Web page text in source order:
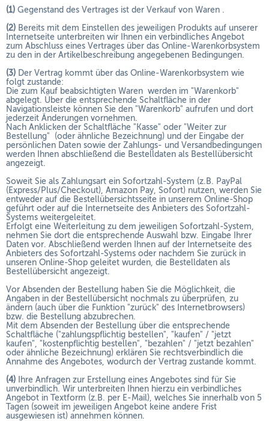
(1) Gegenstand des Vertrages ist der Verkauf von Waren .
(2) Bereits mit dem Einstellen des jeweiligen Produkts auf unserer
Internetseite unterbreiten wir Ihnen ein verbindliches Angebot
zum Abschluss eines Vertrages über das Online-Warenkorbsystem
zu den in der Artikelbeschreibung angegebenen Bedingungen.
(3) Der Vertrag kommt über das Online-Warenkorbsystem wie
folgt zustande:
Die zum Kauf beabsichtigten Waren werden im "Warenkorb"
abgelegt. Über die entsprechende Schaltfläche in der
Navigationsleiste können Sie den "Warenkorb" aufrufen und dort
jederzeit Änderungen vornehmen.
Nach Anklicken der Schaltfläche "Kasse" oder "Weiter zur
Bestellung"
(oder ähnliche Bezeichnung) und der Eingabe der
persönlichen Daten sowie der Zahlungs- und Versandbedingungen
werden Ihnen abschließend die Bestelldaten als Bestellübersicht
angezeigt.
Soweit Sie als Zahlungsart ein Sofortzahl-System (z.B. PayPal
(Express/Plus/Checkout), Amazon Pay, Sofort) nutzen, werden Sie
entweder auf die Bestellübersichtsseite in unserem Online-Shop
geführt oder auf die Internetseite des Anbieters des Sofortzahl-
Systems weitergeleitet.
Erfolgt eine Weiterleitung zu dem jeweiligen Sofortzahl-System,
nehmen Sie dort die entsprechende Auswahl bzw. Eingabe Ihrer
Daten vor. Abschließend werden Ihnen auf der Internetseite des
Anbieters des Sofortzahl-Systems oder nachdem Sie zurück in
unseren Online-Shop geleitet wurden, die Bestelldaten als
Bestellübersicht angezeigt.
Vor Absenden der Bestellung haben Sie die Möglichkeit, die
Angaben in der Bestellübersicht nochmals zu überprüfen, zu
ändern (auch über die Funktion "zurück" des Internetbrowsers)
bzw. die Bestellung abzubrechen.
Mit dem Absenden der Bestellung über die entsprechende
Schaltfläche ("zahlungspflichtig bestellen", "kaufen" / "jetzt
kaufen", "kostenpflichtig bestellen", "bezahlen" / "jetzt bezahlen"
oder ähnliche Bezeichnung) erklären Sie rechtsverbindlich die
Annahme des Angebotes, wodurch der Vertrag zustande kommt.
(4) Ihre Anfragen zur Erstellung eines Angebotes sind für Sie
unverbindlich. Wir unterbreiten Ihnen hierzu ein verbindliches
Angebot in Textform (z.B. per E-Mail), welches Sie innerhalb von 5
Tagen (soweit im jeweiligen Angebot keine andere Frist
ausgewiesen ist) annehmen können.